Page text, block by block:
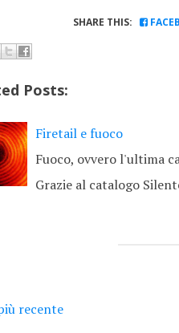
SHARE THIS:
Posts:
Firetail e fuoco
Fuoco, ovvero l'ultima
Grazie al catalogo
recente